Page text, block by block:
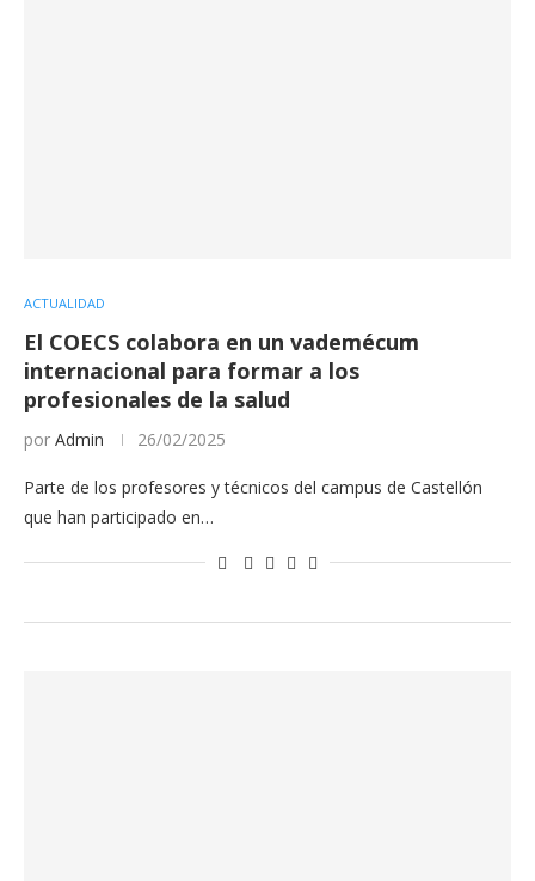
ACTUALIDAD
El COECS colabora en un vademécum
internacional para formar a los
profesionales de la salud
por Admin 26/02/2025
Parte de los profesores y técnicos del campus de Castellón
que han participado en…